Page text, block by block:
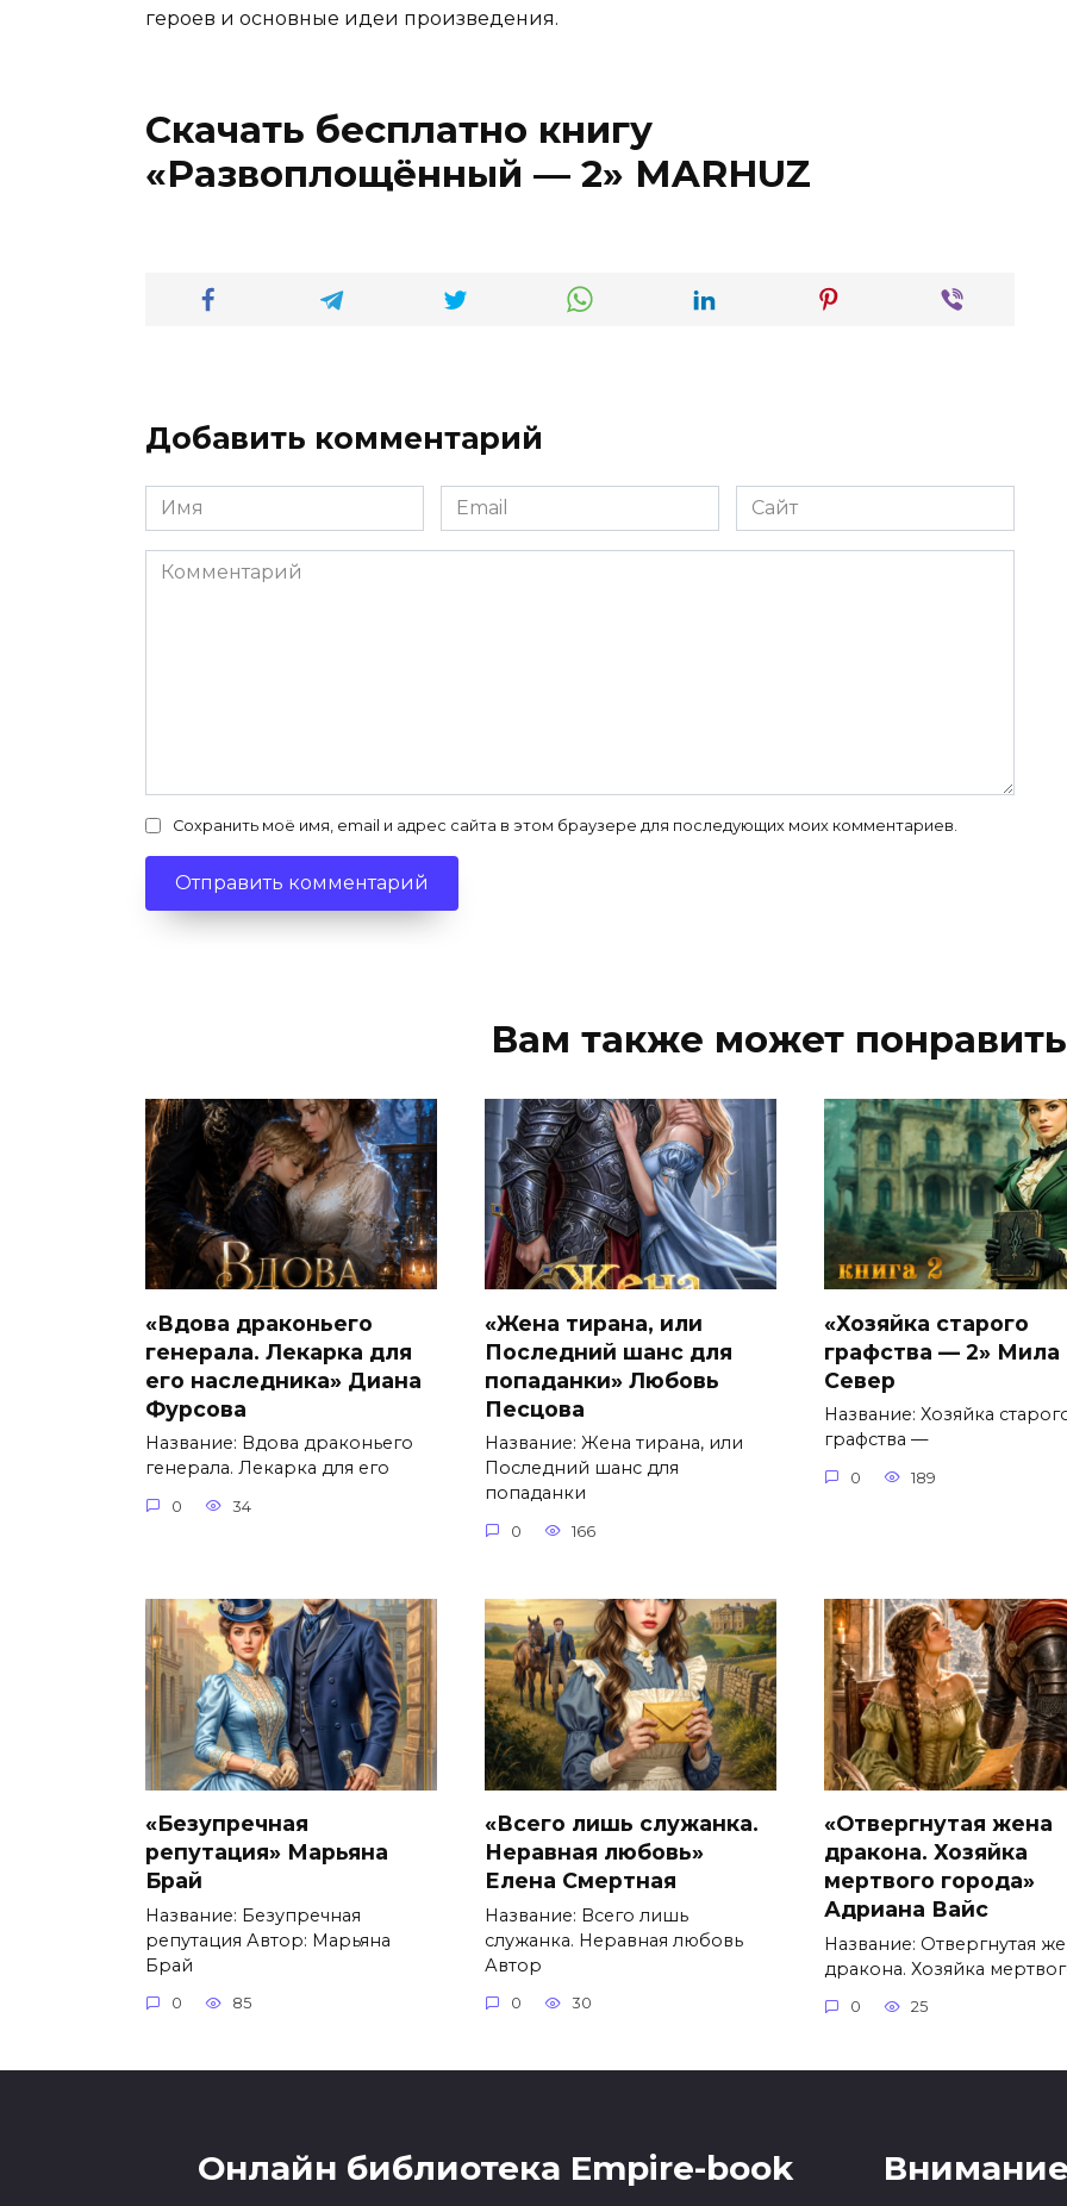
героев и основные идеи произведения.
Скачать бесплатно книгу
«Развоплощённый — 2» MARHUZ
Добавить комментарий
Имя
*
Email
*
Сайт
Комментарий
Сохранить моё имя, email и адрес сайта в этом браузере для последующих моих комментариев.
Вам также может
«Вдова драконьего
генерала. Лекарка для
его наследника» Диана
Фурсова
Название: Вдова драконьего
генерала. Лекарка для его
0 34
«Жена тирана, или
Последний шанс для
попаданки» Любовь
Песцова
Название: Жена тирана, или
Последний шанс для
попаданки
0 166
«Хозяйка старого
графства — 2» Мила
Север
Название: Хозяйка
графства —
0 189
«Безупречная
репутация» Марьяна
Брай
Название: Безупречная
репутация Автор: Марьяна
Брай
0 85
«Всего лишь служанка.
Неравная любовь»
Елена Смертная
Название: Всего лишь
служанка. Неравная любовь
Автор
0 30
«Отвергнутая жена
дракона. Хозяйка
мертвого города»
Адриана Вайс
Название: Отвергнутая
дракона. Хозяйка
0 25
Онлайн библиотека Empire-book